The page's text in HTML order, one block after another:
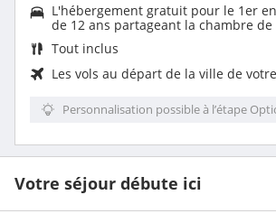
L'hébergement gratuit pour le 1er
de 12 ans partageant la chambre de
Tout inclus
Les vols au départ de la ville de
Personnalisation possible à l’étape
Votre séjour débute ici